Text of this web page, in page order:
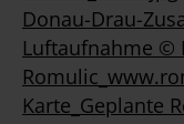
Donau-Drau-
Luftaufnahme ©
Karte_Geplante